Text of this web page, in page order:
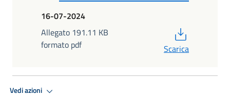
16-07-2024
Allegato 191.11 KB
formato pdf
Scarica
Vedi azioni